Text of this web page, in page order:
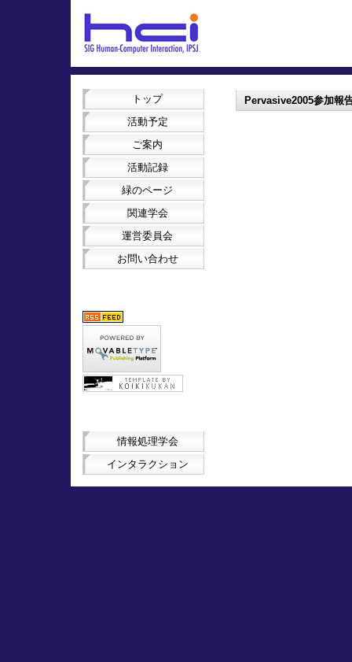
トップ
活動予定
ご案内
活動記録
緑のページ
関連学会
運営委員会
お問い合わせ
情報処理学会
インタラクション
Pervasive2005参加報